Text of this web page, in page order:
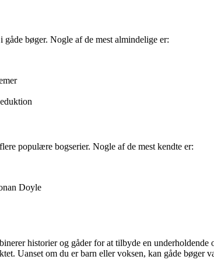
bøger. Nogle af de mest almindelige er:
populære bogserier. Nogle af de mest kendte er:
Doyle
historier og gåder for at tilbyde en
Uanset om du er barn eller voksen, kan gåde